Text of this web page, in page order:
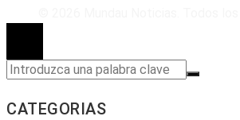
CATEGORIAS